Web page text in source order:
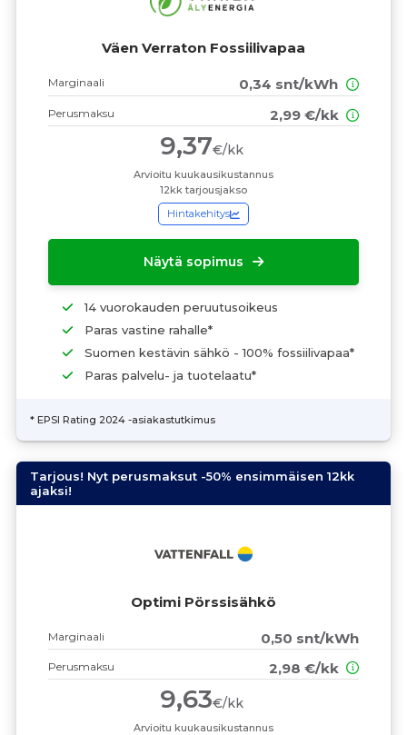
Väen Verraton Fossiilivapaa
Marginaali 0,34 snt/kWh
Perusmaksu 2,99 €/kk
9,37€/kk
Arvioitu kuukausikustannus
12kk tarjousjakso
Hintakehitys
Näytä sopimus
14 vuorokauden peruutusoikeus
Paras vastine rahalle*
Suomen kestävin sähkö - 100% fossiilivapaa*
Paras palvelu- ja tuotelaatu*
* EPSI Rating 2024 -asiakastutkimus
Tarjous! Nyt perusmaksut -50% ensimmäisen 12kk
ajaksi!
Optimi Pörssisähkö
Marginaali 0,50 snt/kWh
Perusmaksu 2,98 €/kk
9,63€/kk
Arvioitu kuukausikustannus